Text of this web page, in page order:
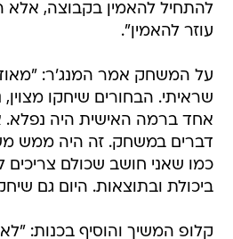
להתחיל להאמין בקבוצה, אלא
עוזר להאמין".
על המשחק אמר המנג'ר:
שראיתי. הבחורים שיחקו
אחד ברמה האישית היה
דברים במשחק. זה היה ממש
כמו שאני חושב שכולם צריכים
ביכולת ובתוצאות. היום גם